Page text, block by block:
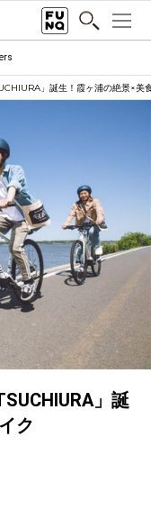
」誕生！霞ヶ浦の絶景×美
」誕
ク